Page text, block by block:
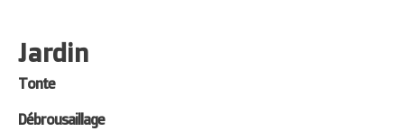
Jardin
Tonte
Débrousaillage